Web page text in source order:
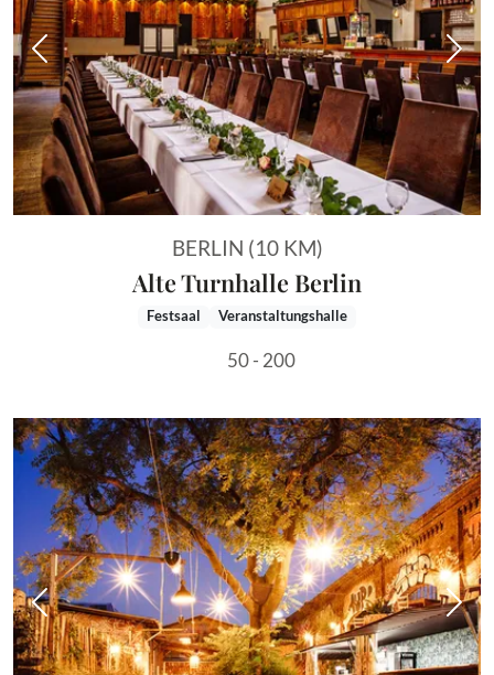
Vorheriges Bild
BERLIN (10 KM)
Alte Turnhalle Berlin
Festsaal Veranstaltungshalle
50 - 200
Vorheriges Bild